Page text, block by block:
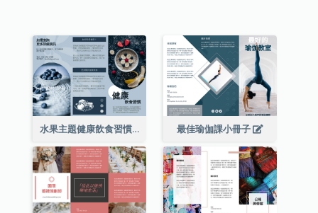
水果主題健康飲食習慣小冊子 最佳瑜伽課小冊子